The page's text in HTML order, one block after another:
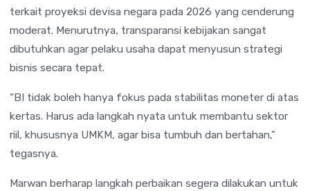
terkait proyeksi devisa negara pada 2026 yang cenderung
moderat. Menurutnya, transparansi kebijakan sangat
dibutuhkan agar pelaku usaha dapat menyusun strategi
bisnis secara tepat.
“BI tidak boleh hanya fokus pada stabilitas moneter di atas
kertas. Harus ada langkah nyata untuk membantu sektor
riil, khususnya UMKM, agar bisa tumbuh dan bertahan,”
tegasnya.
Marwan berharap langkah perbaikan segera dilakukan untuk